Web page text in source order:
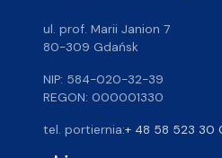
ul. prof. Marii Janion 7
80-309 Gdańsk
NIP: 584-020-32-39
REGON: 000001330
tel. portiernia:+ 48 58 523 30